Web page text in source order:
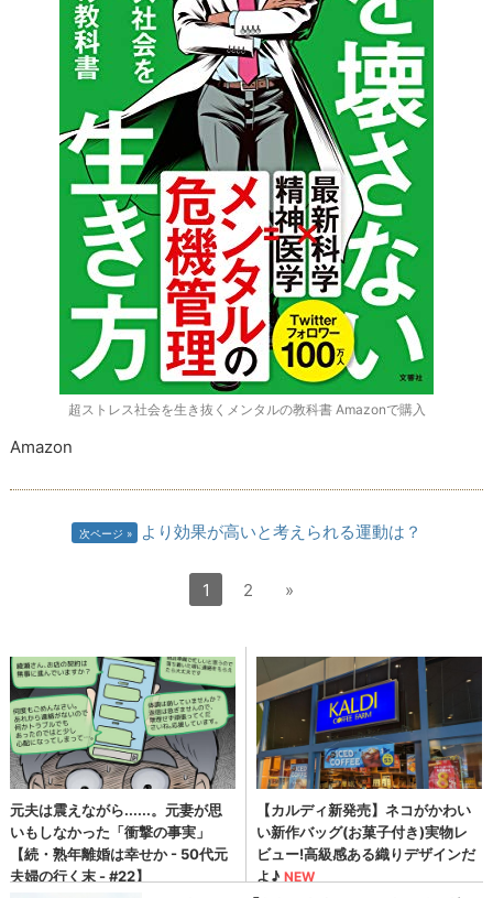
超ストレス社会を生き抜くメンタルの教科書 Amazonで購入
Amazon
次ページ より効果が高いと考えられる運動は？
1 2 »